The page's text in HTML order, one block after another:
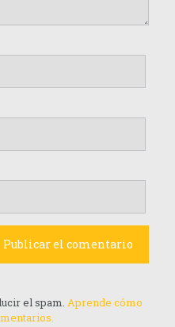
el spam. Aprende cómo